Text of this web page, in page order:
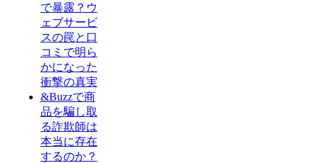
で暴露？ウ
ェブサービ
スの罠と口
コミで明ら
かになった
衝撃の真実
&Buzzで商
品を騙し取
る詐欺師は
本当に存在
するのか？